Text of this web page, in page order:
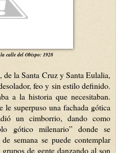
calle del Obispo: 1928
la Santa Cruz y Santa Eulalia,
feo y sin estilo definido.
a la historia que necesitaban.
superpuso una fachada gótica
un cimborrio, dando como
gótico milenario” donde se
semana se puede contemplar
de gente danzando al son